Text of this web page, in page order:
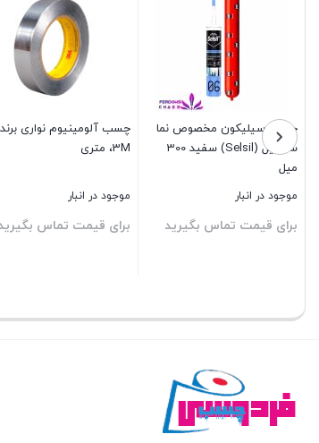
مدل
چسب تیوپی آهنگ سینا 50
سی سی 72 عددی
موجود در انبار
برای قیمت تماس بگیرید
چسب ربعی پی
قوی سینا 24 عددی
موجود در انبار
برای قیمت تماس